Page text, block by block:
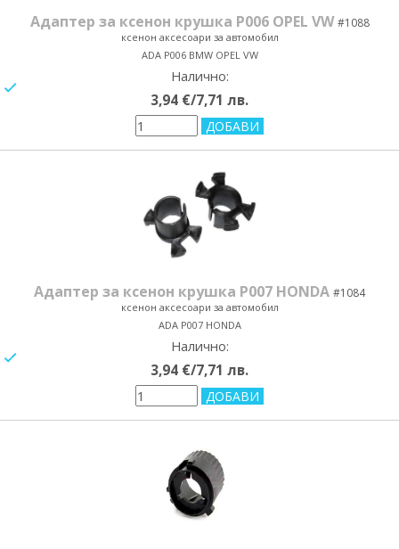
Адаптер за ксенон крушка P006 OPEL VW #1088
ксенон аксесоари за автомобил
ADA P006 BMW OPEL VW
Налично:
3,94 €/7,71 лв.
Адаптер за ксенон крушка P007 HONDA #1084
ксенон аксесоари за автомобил
ADA P007 HONDA
Налично:
3,94 €/7,71 лв.